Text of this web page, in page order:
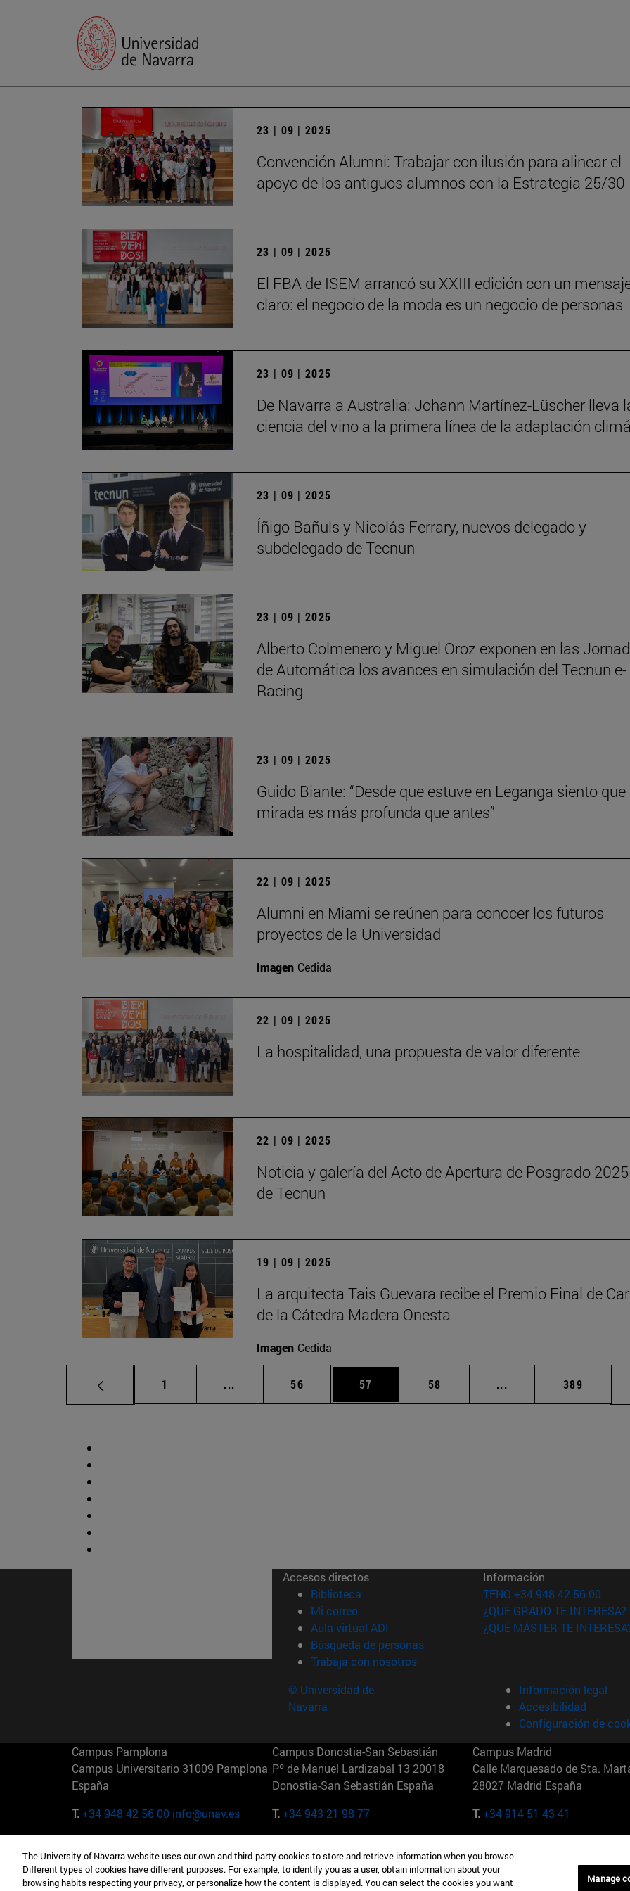
23 | 09 | 2025
Convención Alumni: Trabajar con ilusión para alinear el
apoyo de los antiguos alumnos con la Estrategia 25/30
23 | 09 | 2025
El FBA de ISEM arrancó su XXIII edición con un
claro: el negocio de la moda es un negocio de personas
23 | 09 | 2025
De Navarra a Australia: Johann Martínez-Lüscher lleva
ciencia del vino a la primera línea de la adaptación
23 | 09 | 2025
Íñigo Bañuls y Nicolás Ferrary, nuevos delegado y
subdelegado de Tecnun
23 | 09 | 2025
Alberto Colmenero y Miguel Oroz exponen en las
de Automática los avances en simulación del Tecnun e-
Racing
23 | 09 | 2025
Guido Biante: “Desde que estuve en Leganga siento
mirada es más profunda que antes”
22 | 09 | 2025
Alumni en Miami se reúnen para conocer los futuros
proyectos de la Universidad
Imagen Cedida
22 | 09 | 2025
La hospitalidad, una propuesta de valor diferente
22 | 09 | 2025
Noticia y galería del Acto de Apertura de Posgrado
de Tecnun
19 | 09 | 2025
La arquitecta Tais Guevara recibe el Premio Final de
de la Cátedra Madera Onesta
Imagen Cedida
Página
1 ... Páginas intermedias Use TAB para desplazarse.
Página
56 Página
57 Página
58 ... Páginas intermedias
Página
389
Accesos directos
Biblioteca (abre en nueva ventana)
Mi correo(abre en nueva ventana)
Aula virtual ADI (abre en nueva ventana)
Búsqueda de personas(abre en nueva ventana)
Trabaja con nosotros(abre en nueva ventana)
Información
TFNO +34 948 42 56 00
¿QUÉ GRADO TE INTERESA?
¿QUÉ MÁSTER TE
© Universidad de
Navarra
Información legal
Accesibilidad
Configuración de
Campus Pamplona
Campus Universitario 31009 Pamplona
España
T.+34 948 42 56 00 info@unav.es
Campus Donostia-San Sebastián
Pº de Manuel Lardizabal 13 20018
Donostia-San Sebastián España
T.+34 943 21 98 77
Campus Madrid
Calle Marquesado de Sta.
28027 Madrid España
T.+34 914 51 43 41
Camino del Cerro Águila 3 28023
Madrid España
165 W 57th St 10019-2201 Nueva York
EE.UU
Maria-Theresia-Straße 15
Múnich Alemania
The University of Navarra website uses our own and third-party cookies to store and retrieve information when you browse.
Different types of cookies have different purposes. For example, to identify you as a user, obtain information about your
browsing habits respecting your privacy, or personalize how the content is displayed. You can select the cookies you want
Manage